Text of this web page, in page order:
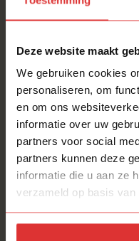
Deze website maakt
We gebruiken cookies
personaliseren, om
en om ons
informatie over uw
partners voor social
partners kunnen deze
informatie die u aan ze
verzameld op basis
Allezaterdagen
Vragen of
WhatsApp, wij
en met zaterdag op
Opzondagwillen wij
vrije dag, berichten
worden uiterlijk op
Aanvullende